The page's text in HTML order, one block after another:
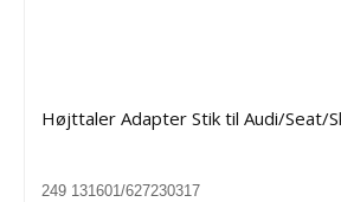
Højttaler Adapter Stik til Audi/Seat/
249 131601/627230317